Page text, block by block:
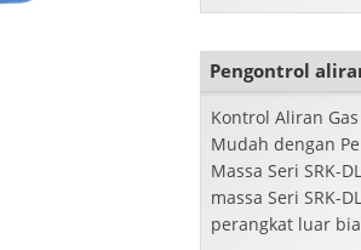
pengukur aliran
Pengontrol
Kontrol Aliran
Mudah dengan
Massa Seri SRK-
massa Seri SRK-
perangkat luar